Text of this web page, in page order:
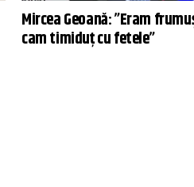
Mircea Geoană: ”Eram
cam timiduț cu fetele”